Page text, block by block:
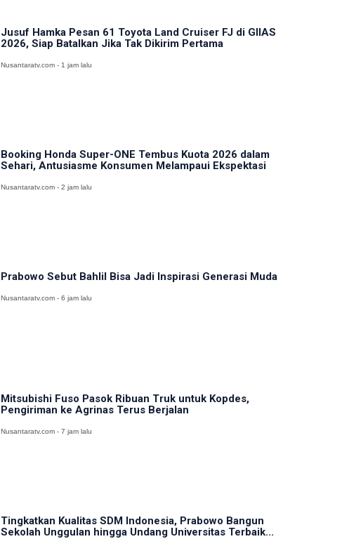
Jusuf Hamka Pesan 61 Toyota Land Cruiser FJ di GIIAS
2026, Siap Batalkan Jika Tak Dikirim Pertama
Nusantaratv.com - 1 jam lalu
Booking Honda Super-ONE Tembus Kuota 2026 dalam
Sehari, Antusiasme Konsumen Melampaui Ekspektasi
Nusantaratv.com - 2 jam lalu
Prabowo Sebut Bahlil Bisa Jadi Inspirasi Generasi Muda
Nusantaratv.com - 6 jam lalu
Mitsubishi Fuso Pasok Ribuan Truk untuk Kopdes,
Pengiriman ke Agrinas Terus Berjalan
Nusantaratv.com - 7 jam lalu
Tingkatkan Kualitas SDM Indonesia, Prabowo Bangun
Sekolah Unggulan hingga Undang Universitas Terbaik...